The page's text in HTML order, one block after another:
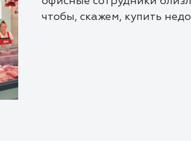
чтобы, скажем, купить